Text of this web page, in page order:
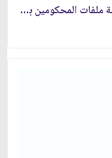
الموضوع: العفو عن المساجين ودراسة ملفات المحكومين بشكل سريع‏